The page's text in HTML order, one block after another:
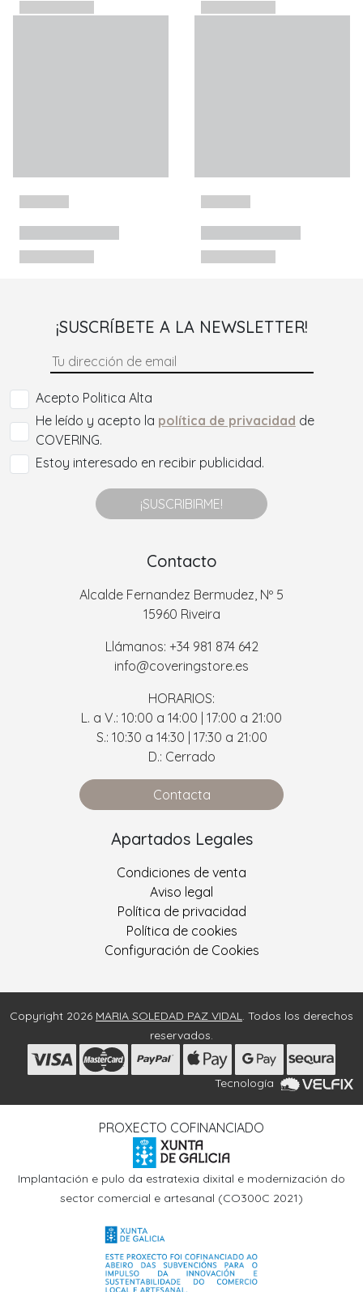
¡SUSCRÍBETE A LA NEWSLETTER!
Acepto Politica Alta
He leído y acepto la política de privacidad de
COVERING.
Estoy interesado en recibir publicidad.
¡SUSCRIBIRME!
Contacto
Alcalde Fernandez Bermudez, Nº 5
15960 Riveira
Llámanos: +34 981 874 642
info@coveringstore.es
HORARIOS:
L. a V.: 10:00 a 14:00 | 17:00 a 21:00
S.: 10:30 a 14:30 | 17:30 a 21:00
D.: Cerrado
Contacta
Apartados Legales
Condiciones de venta
Aviso legal
Política de privacidad
Política de cookies
Configuración de Cookies
Copyright 2026 MARIA SOLEDAD PAZ VIDAL
. Todos los derechos
reservados.
Tecnología
PROXECTO COFINANCIADO
Implantación e pulo da estratexia dixital e modernización do
sector comercial e artesanal (CO300C 2021)